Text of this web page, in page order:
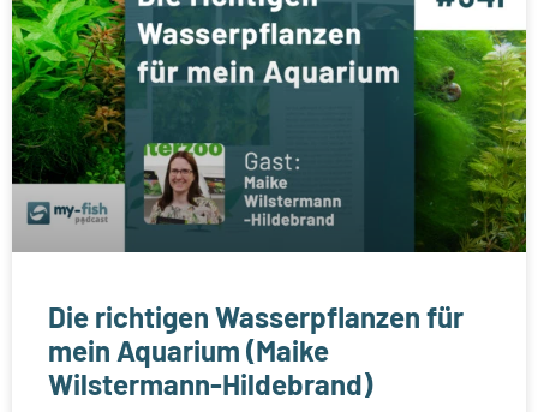
Die richtigen Wasserpflanzen für
mein Aquarium (Maike
Wilstermann-Hildebrand)